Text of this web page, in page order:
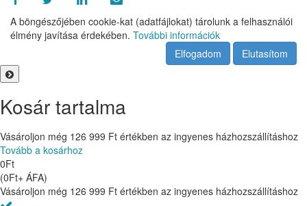
A böngészőjében cookie-kat (adatfájlokat) tárolunk a felhasználói
élmény javítása érdekében. További információk
Elfogadom
Elutasítom
Kosár tartalma
Vásároljon még 126 999 Ft értékben az ingyenes házhozszállításhoz
Tovább a kosárhoz
0Ft
(0Ft+ ÁFA)
Vásároljon még 126 999 Ft értékben az ingyenes házhozszállításhoz